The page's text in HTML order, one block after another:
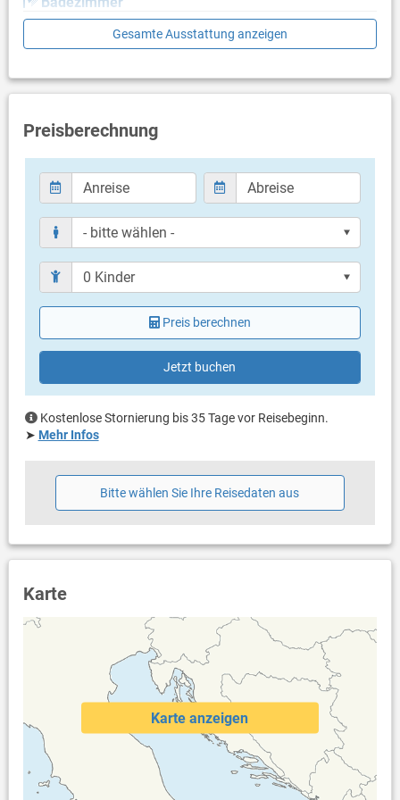
Bad mit WC, Dusche
eigener Balkon
Weitere Informationen
Grill vorhanden
Privater Parkplatz auf dem Grundstück
Haustier erlaubt (gegen Gebühr: 5.00 € pro Tag / pro
Heizung
Klimaanlage im Preis inklusive
Bettwäsche vorhanden
Handtücher vorhanden
Internet per WLAN
Gesamte Ausstattung anzeigen
Preisberechnung
Preis berechnen
Jetzt buchen
Kostenlose Stornierung bis 35 Tage vor Reisebeginn.
➤ Mehr Infos
Bitte wählen Sie Ihre Reisedaten aus
Karte
Karte anzeigen